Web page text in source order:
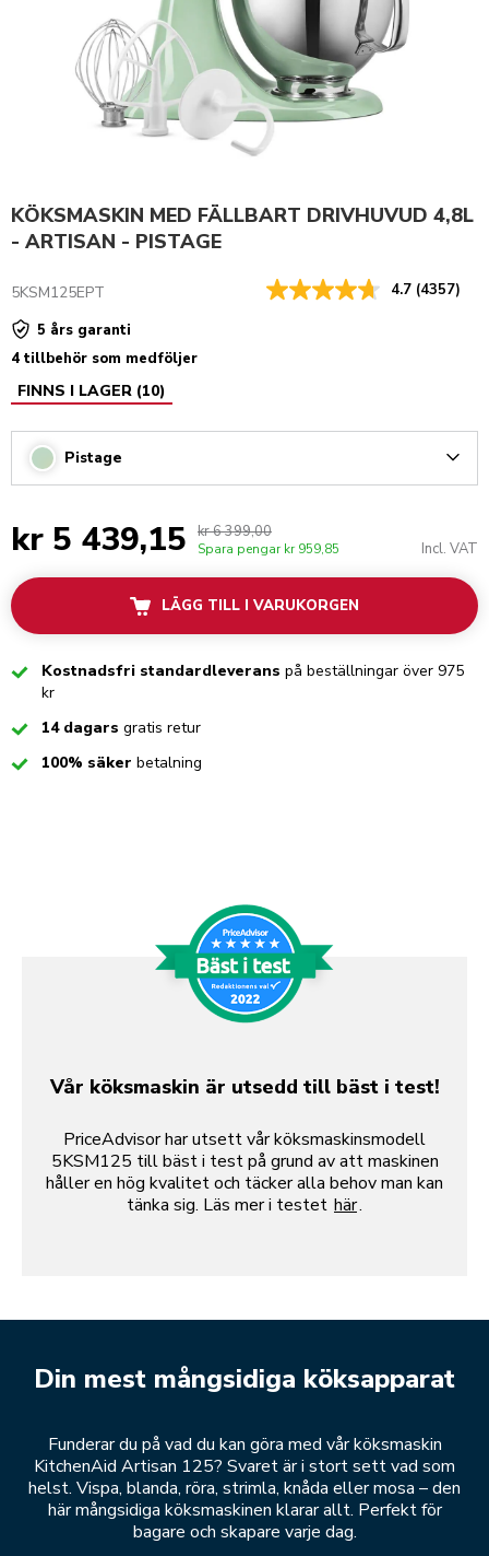
KÖKSMASKIN MED FÄLLBART DRIVHUVUD 4,8L
- ARTISAN - PISTAGE
5KSM125EPT 4.7 (4357)
5 års garanti
4 tillbehör som medföljer
FINNS I LAGER (10)
Pistage
kr 5 439,15 kr 6 399,00
Spara pengar kr 959,85 Incl. VAT
LÄGG TILL I VARUKORGEN
CheckedKostnadsfri standardleverans på beställningar över 975
kr
Checked14 dagars gratis retur
Checked100% säker betalning
Vår köksmaskin är utsedd till bäst i test!
PriceAdvisor har utsett vår köksmaskinsmodell
5KSM125 till bäst i test på grund av att maskinen
håller en hög kvalitet och täcker alla behov man kan
tänka sig. Läs mer i testet här.
Din mest mångsidiga köksapparat
Funderar du på vad du kan göra med vår köksmaskin
KitchenAid Artisan 125? Svaret är i stort sett vad som
helst. Vispa, blanda, röra, strimla, knåda eller mosa – den
här mångsidiga köksmaskinen klarar allt. Perfekt för
bagare och skapare varje dag.